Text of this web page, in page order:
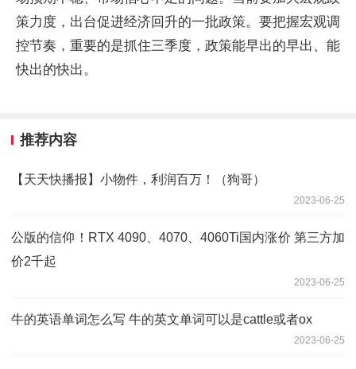
策力度，出台促进经济回升的一批政策。要把握宏观调
控节奏，重要的是抓住三季度，政策能早出的早出、能
快出的快出。
推荐内容
【天天快播报】小物件，利润百万！（狗哥）
2023-06-25
公版的信仰！RTX 4090、4070、4060Ti国内涨价 第三方加
价2千起
2023-06-25
牛的英语单词怎么写 牛的英文单词可以是cattle或者ox
2023-06-25